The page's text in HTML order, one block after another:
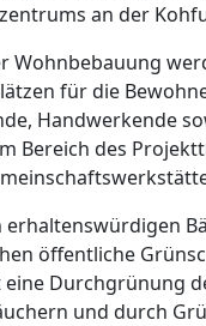
an der
Wohnbebauung
für die
Handwerkende
Bereich des
erhaltenswürdigen
öffentliche
Durchgrünung
und durch